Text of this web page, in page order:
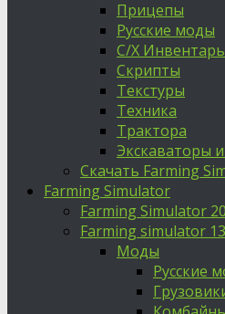
Прицепы
Русские моды
С/Х Инвентарь
Скрипты
Текстуры
Техника
Трактора
Экскаваторы
Скачать Farming
Farming Simulator
Farming Simulator
Farming simulator 13
Моды
Русские